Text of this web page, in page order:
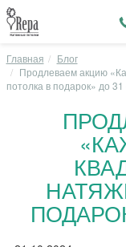
Главная
Блог
Продлеваем акцию
потолка в подарок» до 31